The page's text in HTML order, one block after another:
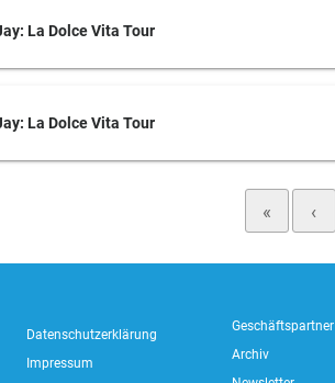
La Dolce Vita Tour
La Dolce Vita Tour
« ‹
Datenschutzerklärung
Impressum
Geschäftspartner
Archiv